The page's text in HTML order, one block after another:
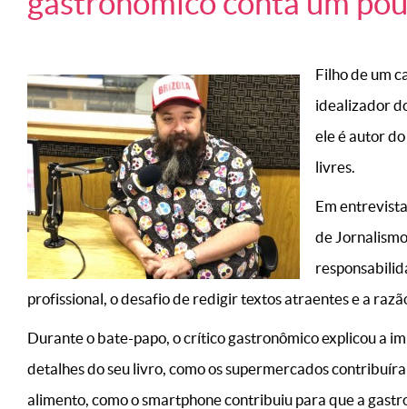
Filho de um
idealizador
ele é autor
livres.
Em
de
profissional, o desafio de redigir textos atraentes e a
Durante o bate-papo, o crítico gastronômico explicou a
detalhes do seu livro, como os supermercados
alimento, como o smartphone contribuiu para que a